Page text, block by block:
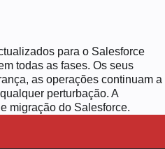
para o Salesforce
todas as fases. Os seus
as operações continuam a
perturbação. A
migração do Salesforce.